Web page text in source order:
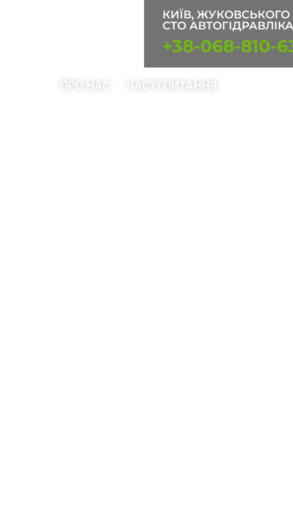
КИЇВ, ЖУКОВСЬКОГО
СТО АВТОГІДРАВЛІКА
+38-068-810-
ПРО НАС ЧАСТІ ПИТАННЯ